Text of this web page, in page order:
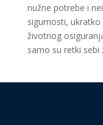
nužne potrebe i
sigurnosti,
životnog
samo su retki sebi